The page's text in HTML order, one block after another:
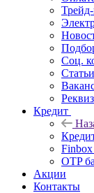
Соц.
Статьи
Кредит
Finbox
OTP
Акции
Контакты